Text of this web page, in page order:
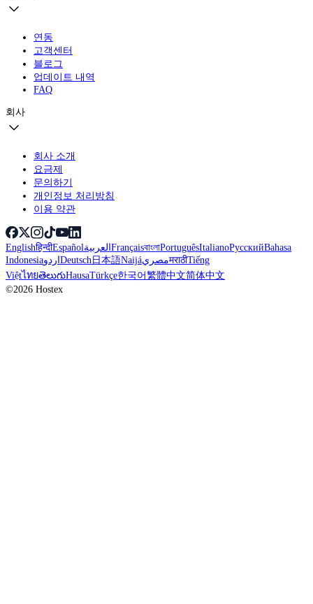
연동
고객센터
블로그
업데이트 내역
FAQ
회사
회사 소개
요금제
문의하기
개인정보 처리방침
이용 약관
Englishहिन्दीEspañolالعربيةFrançaisবাংলাPortuguêsItalianoРусскийBahasa
IndonesiaاردوDeutsch日本語NaijáمصريमराठीTiếng
ViệtไทยతెలుగుHausaTürkçe한국어繁體中文简体中文
©2026 Hostex